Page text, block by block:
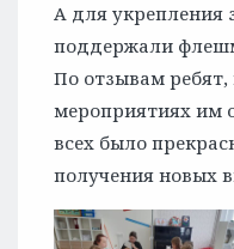
А для укрепления
поддержали
По отзывам ребят,
мероприятиях им
всех было
получения новых